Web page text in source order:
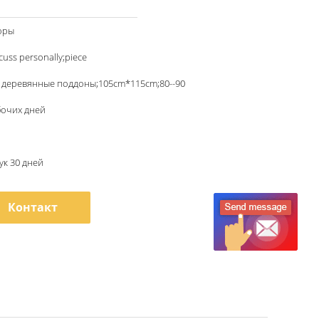
personally;piece
поддоны;105cm*115cm;80--90
дней
30 дней
Контакт